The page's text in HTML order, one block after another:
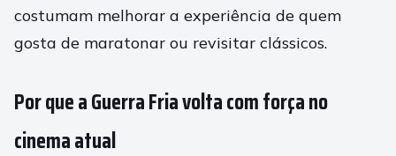
costumam melhorar a experiência de quem
gosta de maratonar ou revisitar clássicos.
Por que a Guerra Fria volta com força no
cinema atual